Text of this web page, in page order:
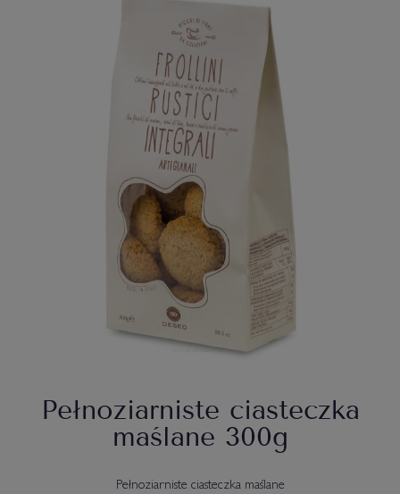
Pełnoziarniste ciasteczka
maślane 300g
Pełnoziarniste ciasteczka maślane